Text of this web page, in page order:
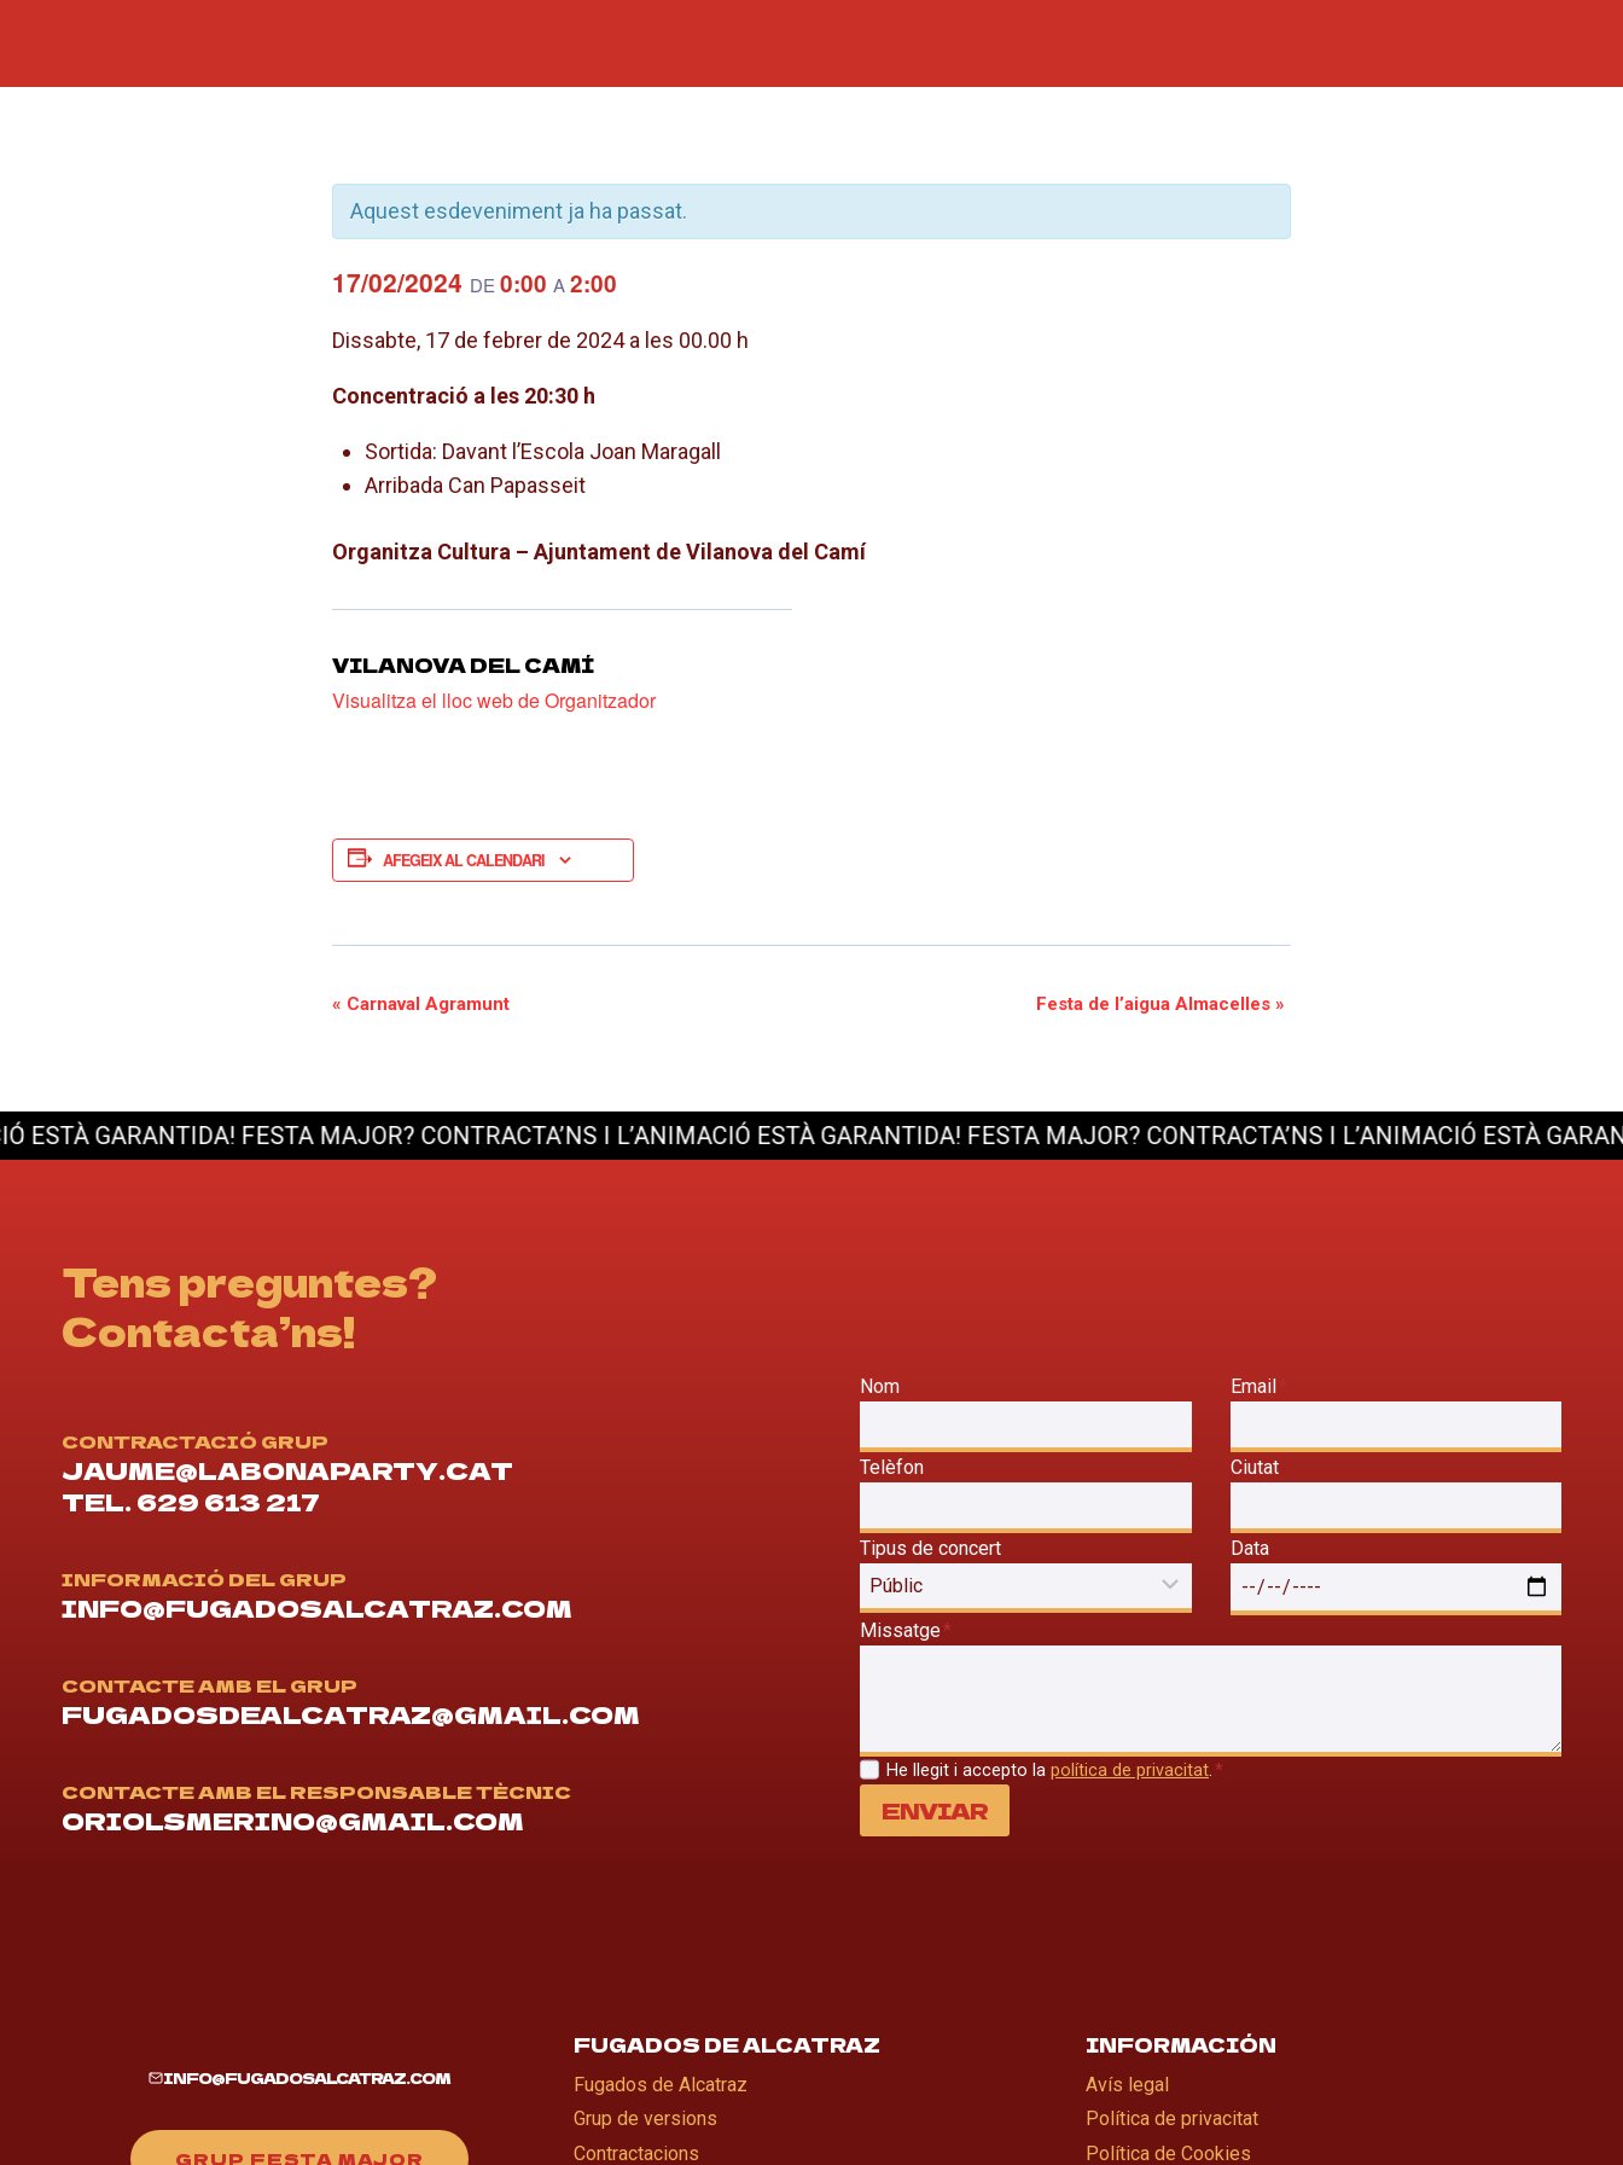
Aquest esdeveniment ja ha passat.
17/02/2024 DE 0:00 A2:00
Dissabte, 17 de febrer de 2024 a les 00.00 h
Concentració a les 20:30 h
Sortida: Davant l’Escola Joan Maragall
Arribada Can Papasseit
Organitza Cultura – Ajuntament de Vilanova del Camí
VILANOVA DEL CAMÍ
Visualitza el lloc web de Organitzador
AFEGEIX AL CALENDARI
NAVEGACIÓ
« Carnaval Agramunt Festa de l’aigua Almacelles »
GARANTIDA!FESTA MAJOR? CONTRACTA’NS I L’ANIMACIÓ ESTÀ GARANTIDA!FESTA MAJOR? CONTRACTA’NS I L’ANIMACIÓ ESTÀ
Tens preguntes?
Contacta’ns!
CONTRACTACIÓ GRUP
JAUME@LABONAPARTY.CAT
TEL. 629 613 217
INFORMACIÓ DEL GRUP
INFO@FUGADOSALCATRAZ.COM
CONTACTE AMB EL GRUP
FUGADOSDEALCATRAZ@GMAIL.COM
CONTACTE AMB EL RESPONSABLE TÈCNIC
ORIOLSMERINO@GMAIL.COM
Nom Email
Telèfon Ciutat
Tipus de concert Data
Missatge*
He llegit i accepto la política de privacitat.*
ENVIAR
INFO@FUGADOSALCATRAZ.COM
GRUP FESTA MAJOR
FUGADOS DE ALCATRAZ
Fugados de Alcatraz
Grup de versions
Contractacions
INFORMACIÓN
Avís legal
Política de privacitat
Política de Cookies